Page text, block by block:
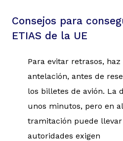
Consejos para
ETIAS de la UE
Para evitar retrasos,
antelación, antes de
los billetes de avión. La
unos minutos, pero en
tramitación puede
autoridades exigen